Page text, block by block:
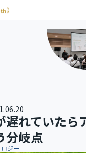
遅れていたら
分岐点
ジー